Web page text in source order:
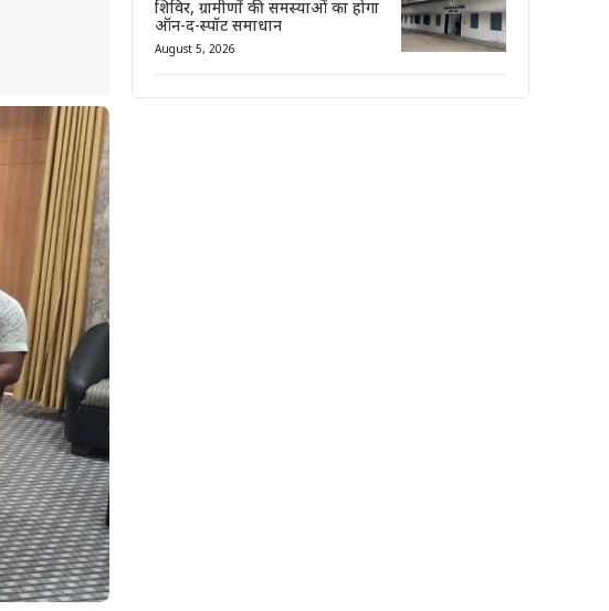
शिविर, ग्रामीणों की समस्याओं का होगा
ऑन-द-स्पॉट समाधान
August 5, 2026